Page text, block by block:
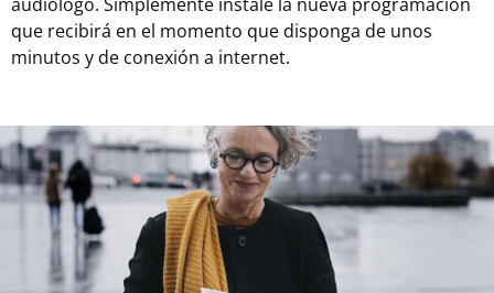
que recibirá en el momento que disponga de unos
minutos y de conexión a internet.